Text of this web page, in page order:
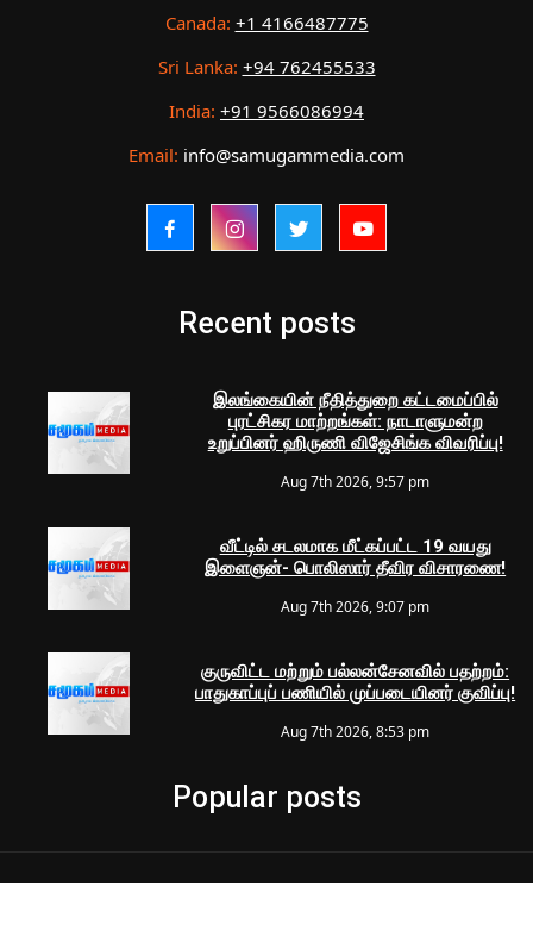
Canada: +1 4166487775
Sri Lanka: +94 762455533
India: +91 9566086994
Email: info@samugammedia.com
Recent posts
இலங்கையின் நீதித்துறை கட்டமைப்பில்
புரட்சிகர மாற்றங்கள்: நாடாளுமன்ற
உறுப்பினர் ஹிருணி விஜேசிங்க விவரிப்பு!
Aug 7th 2026, 9:57 pm
வீட்டில் சடலமாக மீட்கப்பட்ட 19 வயது
இளைஞன்- பொலிஸார் தீவிர விசாரணை!
Aug 7th 2026, 9:07 pm
குருவிட்ட மற்றும் பல்லன்சேனவில் பதற்றம்:
பாதுகாப்புப் பணியில் முப்படையினர் குவிப்பு!
Aug 7th 2026, 8:53 pm
Popular posts